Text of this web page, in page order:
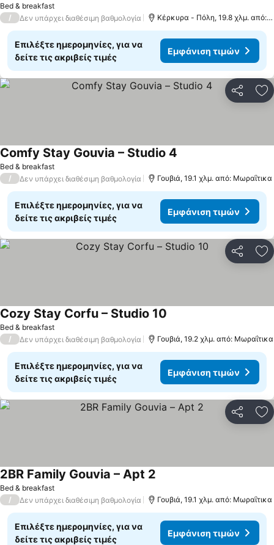
Bed & breakfast
/ Δεν υπάρχει διαθέσιμη βαθμολογία Κέρκυρα - Πόλη, 19.8 χλμ. από:
Επιλέξτε ημερομηνίες, για να
δείτε τις ακριβείς τιμές
Εμφάνιση τιμών
Bed & breakfast
Comfy Stay Gouvia – Studio 4
/ Δεν υπάρχει διαθέσιμη βαθμολογία Γουβιά, 19.1 χλμ. από: Μωραΐτικα
Επιλέξτε ημερομηνίες, για να
δείτε τις ακριβείς τιμές
Εμφάνιση τιμών
Bed & breakfast
Cozy Stay Corfu – Studio 10
/ Δεν υπάρχει διαθέσιμη βαθμολογία Γουβιά, 19.2 χλμ. από: Μωραΐτικα
Επιλέξτε ημερομηνίες, για να
δείτε τις ακριβείς τιμές
Εμφάνιση τιμών
Bed & breakfast
2BR Family Gouvia – Apt 2
/ Δεν υπάρχει διαθέσιμη βαθμολογία Γουβιά, 19.1 χλμ. από: Μωραΐτικα
Επιλέξτε ημερομηνίες, για να
δείτε τις ακριβείς τιμές
Εμφάνιση τιμών